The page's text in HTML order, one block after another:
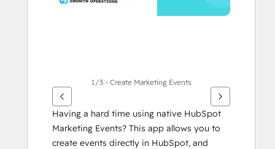
用
し
ま
1/3 - Create Marketing Events
Having a hard time using native HubSpot
Marketing Events? This app allows you to
create events directly in HubSpot, and